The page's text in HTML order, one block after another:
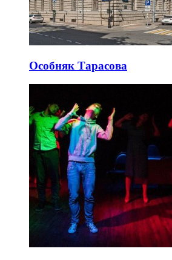
Особняк Тарасова